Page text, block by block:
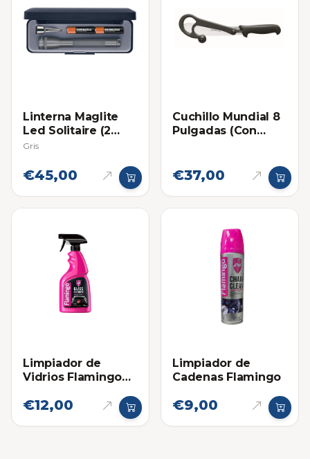
Linterna Maglite
Led Solitaire (2
AAA)
Gris
€45,00
Cuchillo Mundial 8
Pulgadas (Con
€37,00
Limpiador de
Vidrios Flamingo
€12,00
Limpiador de
Cadenas Flamingo
€9,00